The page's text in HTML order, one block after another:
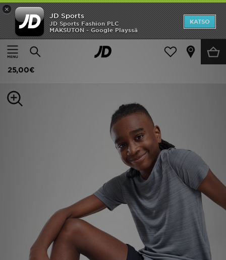
×
JD Sports
JD Sports Fashion PLC
MAKSUTON - Google Playssä
KATSO
Etusivu
Lapset Juniori Vaatteet (8-15-vuotiaat) Shortsit
Nike Shortsit Juniorit
25,00€
Etusivu
Ale
Miehet
Jalkapallo
Urheilu